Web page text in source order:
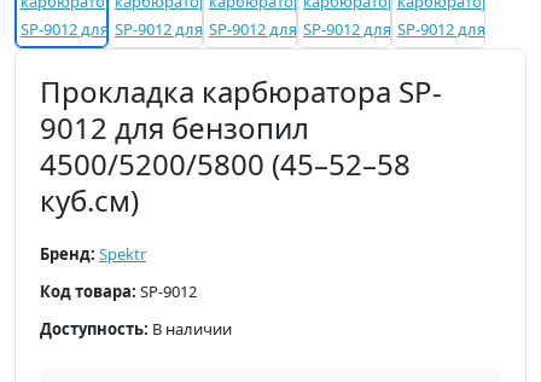
Прокладка карбюратора SP-
9012 для бензопил
4500/5200/5800 (45–52–58
куб.см)
Бренд: Spektr
Код товара: SP-9012
Доступность: В наличии